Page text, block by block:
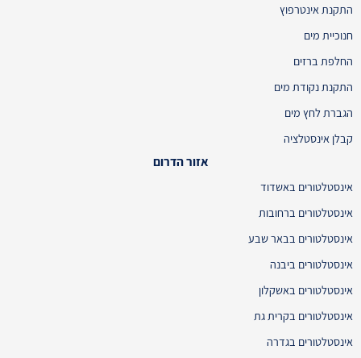
התקנת אינטרפוץ
חנוכיית מים
החלפת ברזים
התקנת נקודת מים
הגברת לחץ מים
קבלן אינסטלציה
אזור הדרום
אינסטלטורים באשדוד
אינסטלטורים ברחובות
אינסטלטורים בבאר שבע
אינסטלטורים ביבנה
אינסטלטורים באשקלון
אינסטלטורים בקרית גת
אינסטלטורים בגדרה